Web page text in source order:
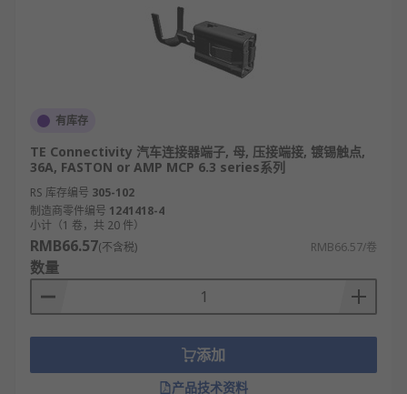
有库存
TE Connectivity 汽车连接器端子, 母, 压接端接, 镀锡触点,
36A, FASTON or AMP MCP 6.3 series系列
RS 库存编号 305-102
制造商零件编号 1241418-4
小计（1 卷，共 20 件）
RMB66.57(不含税) RMB66.57/卷
数量
添加
产品技术资料